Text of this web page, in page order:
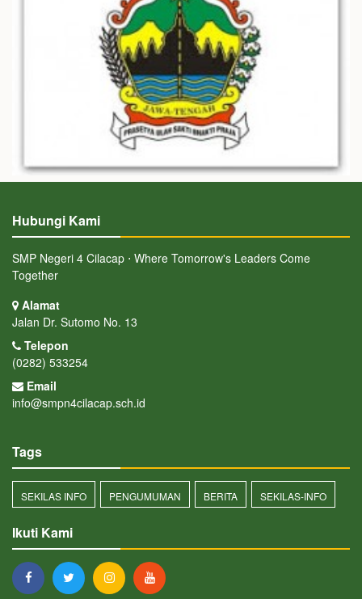
Hubungi Kami
SMP Negeri 4 Cilacap ⋅ Where Tomorrow's Leaders Come
Together
Alamat
Jalan Dr. Sutomo No. 13
Telepon
(0282) 533254
Email
info@smpn4cilacap.sch.id
Tags
SEKILAS INFO PENGUMUMAN BERITA SEKILAS-INFO
Ikuti Kami